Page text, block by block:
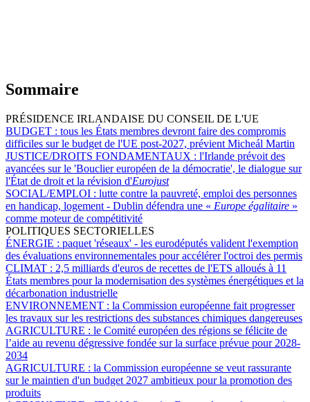
Sommaire
PRÉSIDENCE IRLANDAISE DU CONSEIL DE L'UE
BUDGET : tous les États membres devront faire des compromis
difficiles sur le budget de l'UE post-2027, prévient Micheál Martin
JUSTICE/DROITS FONDAMENTAUX : l'Irlande prévoit des
avancées sur le 'Bouclier européen de la démocratie', le dialogue sur
l'État de droit et la révision d'Eurojust
SOCIAL/EMPLOI : lutte contre la pauvreté, emploi des personnes
en handicap, logement - Dublin défendra une « Europe égalitaire »
comme moteur de compétitivité
POLITIQUES SECTORIELLES
ÉNERGIE : paquet 'réseaux' - les eurodéputés valident l'exemption
des évaluations environnementales pour accélérer l'octroi des permis
CLIMAT : 2,5 milliards d'euros de recettes de l'ETS alloués à 11
États membres pour la modernisation des systèmes énergétiques et la
décarbonation industrielle
ENVIRONNEMENT : la Commission européenne fait progresser
les travaux sur les restrictions des substances chimiques dangereuses
AGRICULTURE : le Comité européen des régions se félicite de
l’aide au revenu dégressive fondée sur la surface prévue pour 2028-
2034
AGRICULTURE : la Commission européenne se veut rassurante
sur le maintien d'un budget 2027 ambitieux pour la promotion des
produits